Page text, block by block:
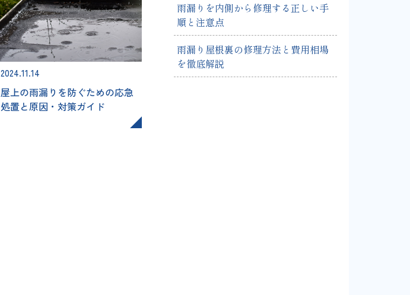
2024.11.14
屋上の雨漏りを防ぐための応急
処置と原因・対策ガイド
雨漏りを内側から修理する正しい手
順と注意点
雨漏り屋根裏の修理方法と費用相場
を徹底解説